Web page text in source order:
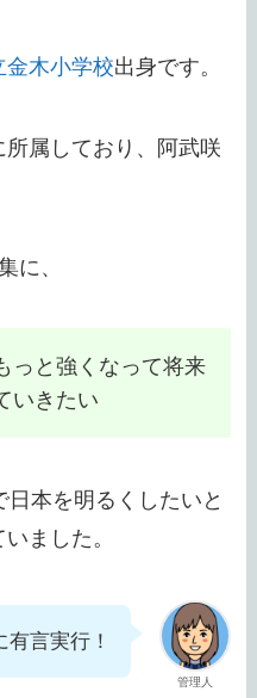
金木小学校出身です。
所属しており、阿武咲
に、
っと強くなって将来
いきたい
本を明るくしたいと
ました。
管理人
有言実行！